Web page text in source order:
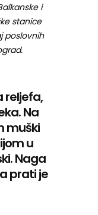
i
stanice
poslovnih
reljefa,
Na
muški
u
Naga
prati je